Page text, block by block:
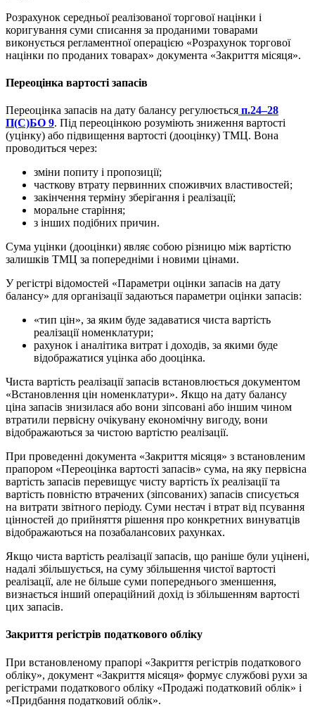
Розрахунок середньої реалізованої торгової націнки і
коригування суми списання за проданими товарами
виконується регламентної операцією «Розрахунок торгової
націнки по проданих товарах» документа «Закриття місяця».
Переоцінка вартості запасів
Переоцінка запасів на дату балансу регулюється п.24–28
П(С)БО 9. Під переоцінкою розуміють зниження вартості
(уцінку) або підвищення вартості (дооцінку) ТМЦ. Вона
проводиться через:
зміни попиту і пропозиції;
часткову втрату первинних споживчих властивостей;
закінчення терміну зберігання і реалізації;
моральне старіння;
з інших подібних причин.
Сума уцінки (дооцінки) являє собою різницю між вартістю
залишків ТМЦ за попередніми і новими цінами.
У регістрі відомостей «Параметри оцінки запасів на дату
балансу» для організації задаються параметри оцінки запасів:
«тип цін», за яким буде задаватися чиста вартість
реалізації номенклатури;
рахунок і аналітика витрат і доходів, за якими буде
відображатися уцінка або дооцінка.
Чиста вартість реалізації запасів встановлюється документом
«Встановлення цін номенклатури». Якщо на дату балансу
ціна запасів знизилася або вони зіпсовані або іншим чином
втратили первісну очікувану економічну вигоду, вони
відображаються за чистою вартістю реалізації.
При проведенні документа «Закриття місяця» з встановленим
прапором «Переоцінка вартості запасів» сума, на яку первісна
вартість запасів перевищує чисту вартість їх реалізації та
вартість повністю втрачених (зіпсованих) запасів списується
на витрати звітного періоду. Суми нестач і втрат від псування
цінностей до прийняття рішення про конкретних винуватців
відображаються на позабалансових рахунках.
Якщо чиста вартість реалізації запасів, що раніше були уцінені,
надалі збільшується, на суму збільшення чистої вартості
реалізації, але не більше суми попереднього зменшення,
визнається інший операційний дохід із збільшенням вартості
цих запасів.
Закриття регістрів податкового обліку
При встановленому прапорі «Закриття регістрів податкового
обліку», документ «Закриття місяця» формує службові рухи за
регістрами податкового обліку «Продажі податковий облік» і
«Придбання податковий облік».